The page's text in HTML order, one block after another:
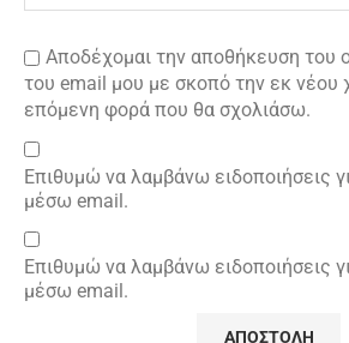
Αποδέχομαι την αποθήκευση του
του email μου με σκοπό την εκ νέου
επόμενη φορά που θα σχολιάσω.
Επιθυμώ να λαμβάνω ειδοποιήσεις
μέσω email.
Επιθυμώ να λαμβάνω ειδοποιήσεις
μέσω email.